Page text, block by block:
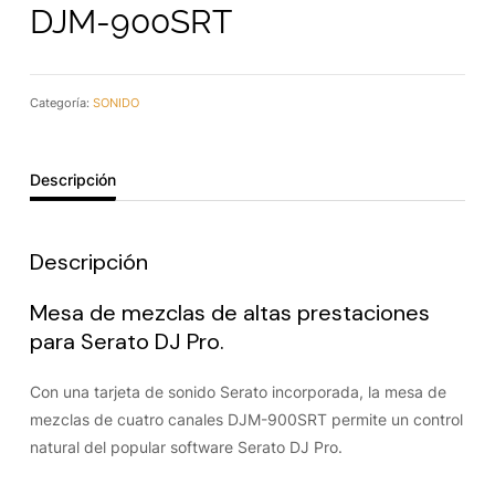
DJM-900SRT
Categoría: SONIDO
Descripción
Descripción
Mesa de mezclas de altas prestaciones
para Serato DJ Pro.
Con una tarjeta de sonido Serato incorporada, la mesa de
mezclas de cuatro canales DJM-900SRT permite un control
natural del popular software Serato DJ Pro.